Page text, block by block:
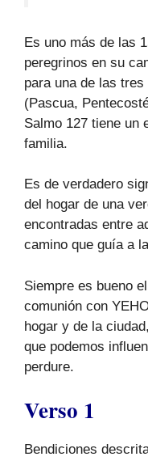
Es uno más de las
peregrinos en su
para una de las
(Pascua,
Salmo 127 tiene un
familia.
Es de verdadero
del hogar de una
encontradas entre
camino que guía a
Siempre es bueno
comunión con
hogar y de la
que podemos
perdure.
Verso 1
Bendiciones